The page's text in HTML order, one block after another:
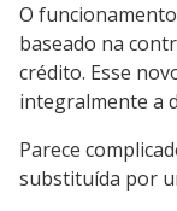
O
baseado na
crédito. Esse
integralmente a
Parece
substituída por